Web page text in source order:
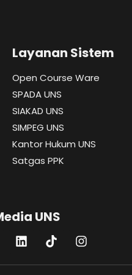
Layanan Sistem
Open Course Ware
SPADA UNS
SIAKAD UNS
SIMPEG UNS
Kantor Hukum UNS
Satgas PPK
UNS